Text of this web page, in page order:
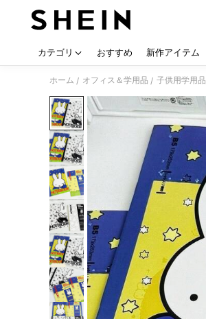
カテゴリ おすすめ 新作アイテム
ホーム / オフィス＆学用品 / 子供用学用品